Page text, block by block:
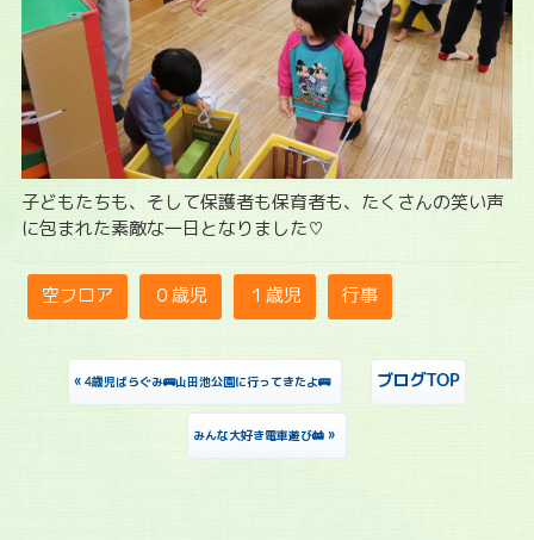
子どもたちも、そして保護者も保育者も、たくさんの笑い声
に包まれた素敵な一日となりました♡
空フロア ０歳児 １歳児 行事
« 4歳児ばらぐみ🚌山田池公園に行ってきたよ🚌 ブログTOP
みんな大好き電車遊び🚋 »